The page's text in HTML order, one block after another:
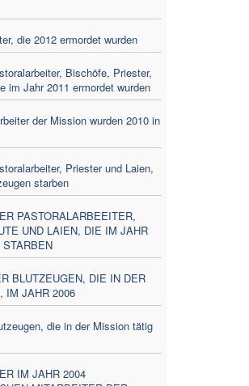
die 2012 ermordet wurden
Bischöfe, Priester,
im Jahr 2011 ermordet wurden
der Mission wurden 2010 in
Priester und Laien,
starben
PASTORALARBEEITER,
UND LAIEN, DIE IM JAHR
BLUTZEUGEN, DIE IN DER
IM JAHR 2006
die in der Mission tätig
IM JAHR 2004